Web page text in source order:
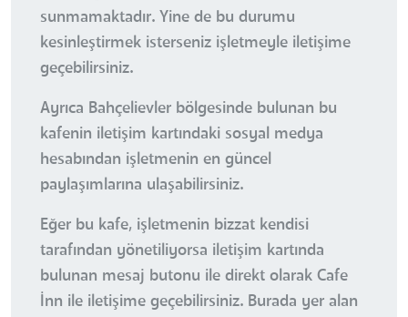
sunmamaktadır. Yine de bu durumu
kesinleştirmek isterseniz işletmeyle iletişime
geçebilirsiniz.
Ayrıca Bahçelievler bölgesinde bulunan bu
kafenin iletişim kartındaki sosyal medya
hesabından işletmenin en güncel
paylaşımlarına ulaşabilirsiniz.
Eğer bu kafe, işletmenin bizzat kendisi
tarafından yönetiliyorsa iletişim kartında
bulunan mesaj butonu ile direkt olarak Cafe
İnn ile iletişime geçebilirsiniz. Burada yer alan